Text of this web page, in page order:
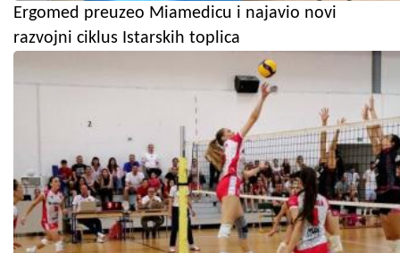
Ergomed preuzeo Miamedicu i najavio novi
razvojni ciklus Istarskih toplica